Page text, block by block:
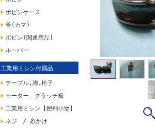
ボビンケース
釜(カマ)
ボビン(関連用品)
ルーパー
工業用ミシン付属品
テーブル,脚,椅子
モーター、クラッチ板
工業用ミシン【便利小物】
ネジ / 糸かけ